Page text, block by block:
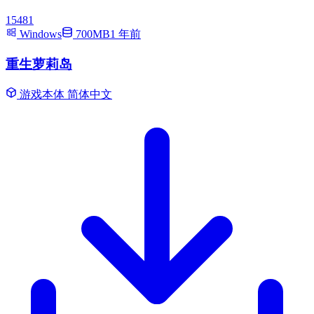
15481
Windows
700MB1 年前
重生萝莉岛
游戏本体 简体中文